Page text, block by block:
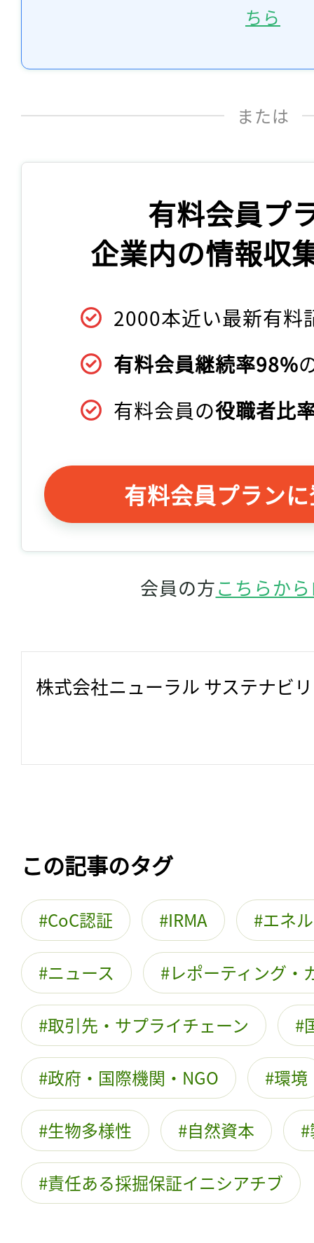
ちら
または
有料会員プ
企業内の情報収
2000本近い最新有料
有料会員継続率98%
有料会員の役職者比
有料会員プラン
会員の方こちらか
株式会社ニューラル サステナビ
この記事のタグ
CoC認証 IRMA エネ
ニュース レポーティング・
取引先・サプライチェーン
政府・国際機関・NGO 環境
生物多様性 自然資本
責任ある採掘保証イニシアチブ